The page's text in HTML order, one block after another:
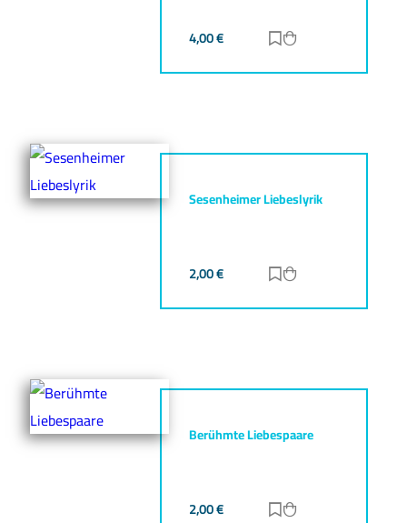
4,00€ Zur Merkliste
Sesenheimer Liebeslyrik
2,00€ Zur Merkliste
Berühmte Liebespaare
2,00€ Zur Merkliste